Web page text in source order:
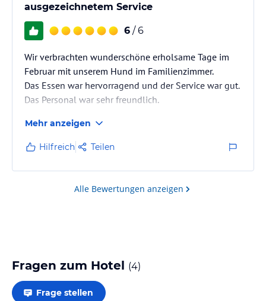
ausgezeichnetem Service
6 / 6
Wir verbrachten wunderschöne erholsame Tage im
Februar mit unserem Hund im Familienzimmer.
Das Essen war hervorragend und der Service war gut.
Das Personal war sehr freundlich.
Mehr anzeigen
Hilfreich Teilen
Alle Bewertungen anzeigen
Fragen zum Hotel (4)
Frage stellen